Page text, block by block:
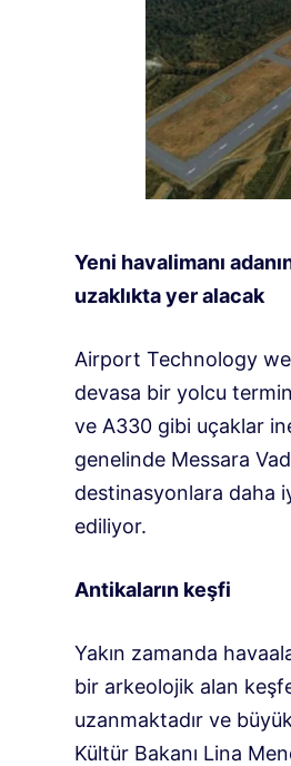
Yeni havalimanı
uzaklıkta yer alacak
Airport Technology
devasa bir yolcu
ve A330 gibi uçaklar
genelinde Messara
destinasyonlara daha
ediliyor.
Antikaların keşfi
Yakın zamanda
bir arkeolojik alan
uzanmaktadır ve
Kültür Bakanı Lina